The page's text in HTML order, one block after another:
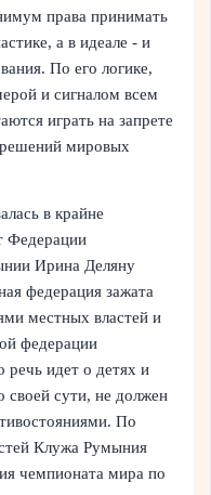
права принимать
а в идеале - и
По его логике,
и сигналом всем
играть на запрете
решений мировых
в крайне
Федерации
Ирина Деляну
федерация зажата
местных властей и
федерации
речь идет о детях и
своей сути, не должен
По
Клужа Румыния
чемпионата мира по